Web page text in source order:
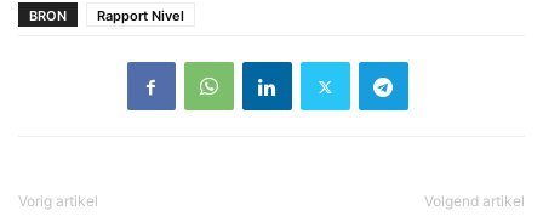
BRON Rapport Nivel
Vorig artikel Volgend artikel